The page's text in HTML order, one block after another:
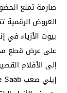
صارمة تمنع
العروض الرقمية
بيوت الأزياء في
على عرض قطع
إلى الأفلام